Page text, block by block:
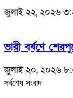
জুলাই ২২, ২০২৬
ভারী বর্ষণে
জুলাই ২০, ২০২৬
সর্বশেষ সংবাদ